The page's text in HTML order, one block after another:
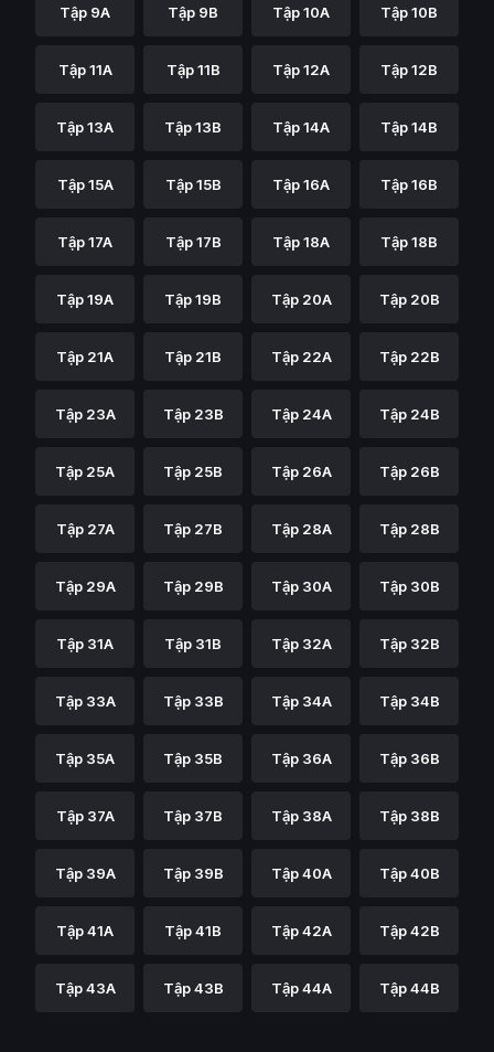
Tập 9A Tập 9B Tập 10A Tập 10B
Tập 11A Tập 11B Tập 12A Tập 12B
Tập 13A Tập 13B Tập 14A Tập 14B
Tập 15A Tập 15B Tập 16A Tập 16B
Tập 17A Tập 17B Tập 18A Tập 18B
Tập 19A Tập 19B Tập 20A Tập 20B
Tập 21A Tập 21B Tập 22A Tập 22B
Tập 23A Tập 23B Tập 24A Tập 24B
Tập 25A Tập 25B Tập 26A Tập 26B
Tập 27A Tập 27B Tập 28A Tập 28B
Tập 29A Tập 29B Tập 30A Tập 30B
Tập 31A Tập 31B Tập 32A Tập 32B
Tập 33A Tập 33B Tập 34A Tập 34B
Tập 35A Tập 35B Tập 36A Tập 36B
Tập 37A Tập 37B Tập 38A Tập 38B
Tập 39A Tập 39B Tập 40A Tập 40B
Tập 41A Tập 41B Tập 42A Tập 42B
Tập 43A Tập 43B Tập 44A Tập 44B